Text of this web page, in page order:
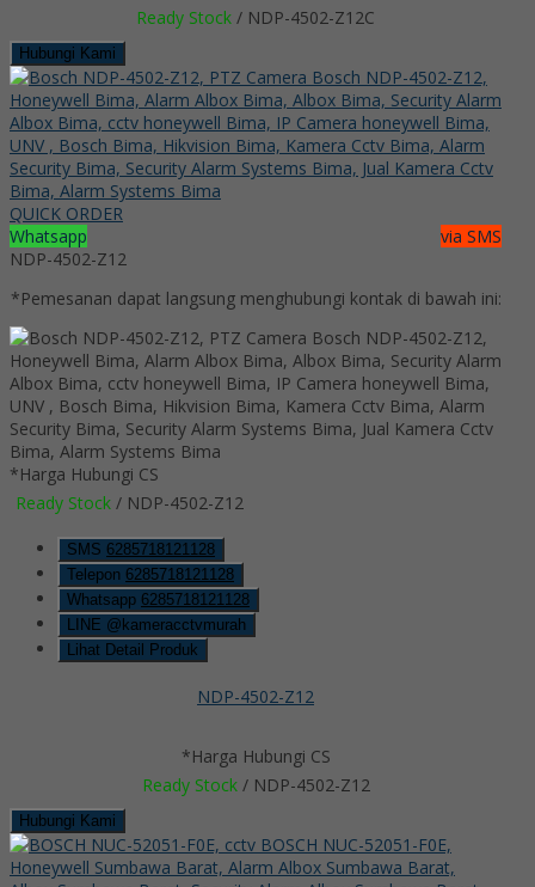
Ready Stock / NDP-4502-Z12C
Hubungi Kami
QUICK ORDER
Whatsapp
via SMS
NDP-4502-Z12
*Pemesanan dapat langsung menghubungi kontak di bawah ini:
*Harga Hubungi CS
Ready Stock / NDP-4502-Z12
SMS 6285718121128
Telepon 6285718121128
Whatsapp 6285718121128
LINE @kameracctvmurah
Lihat Detail Produk
NDP-4502-Z12
*Harga Hubungi CS
Ready Stock/ NDP-4502-Z12
Hubungi Kami